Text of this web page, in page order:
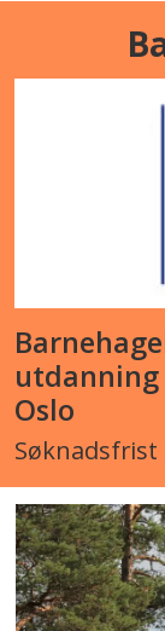
utdanning
Oslo
Søknadsfrist